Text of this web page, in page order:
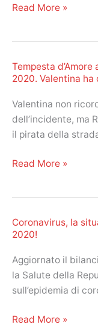
Un
anticipazioni
del
3,
4,
5
febbraio
2020.
e
ritorni
fiamma!
Read More »
Tempesta
2020. Valentina ha
Valentina non
dell’incidente, ma
il pirata della
Tempesta
2,
3,
4
febbraio
2020.
Valentina
ha
Read More »
Coronavirus, la
2020!
Aggiornato il
la Salute della
sull’epidemia di
Coronavirus,
Read More »